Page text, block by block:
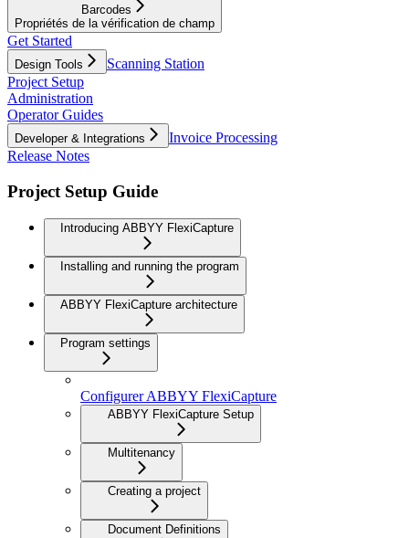
Barcodes
Propriétés de la vérification de champ
Get Started
Design Tools
Scanning Station
Project Setup
Administration
Operator Guides
Developer & Integrations
Invoice Processing
Release Notes
Project Setup Guide
Introducing ABBYY FlexiCapture
Installing and running the program
ABBYY FlexiCapture architecture
Program settings
Configurer ABBYY FlexiCapture
ABBYY FlexiCapture Setup
Multitenancy
Creating a project
Document Definitions